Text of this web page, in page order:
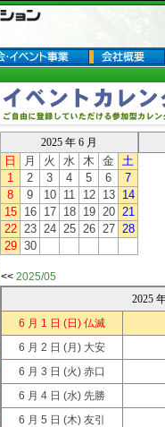
2025 年 6 月
日 月 火 水 木 金
土
1
2 3 4 5 6
7
8
9 10 11 12 13
14
15
16 17 18 19 20 21
22 23 24 25 26 27 28
29 30
<< 2025/05
2025
6 月 1 日 (日) 仏滅
6 月 2 日 (月) 大安
6 月 3 日 (火) 赤口
6 月 4 日 (水) 先勝
6 月 5 日 (木) 友引